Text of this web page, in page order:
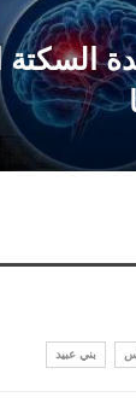
السكتة
بني عبيد